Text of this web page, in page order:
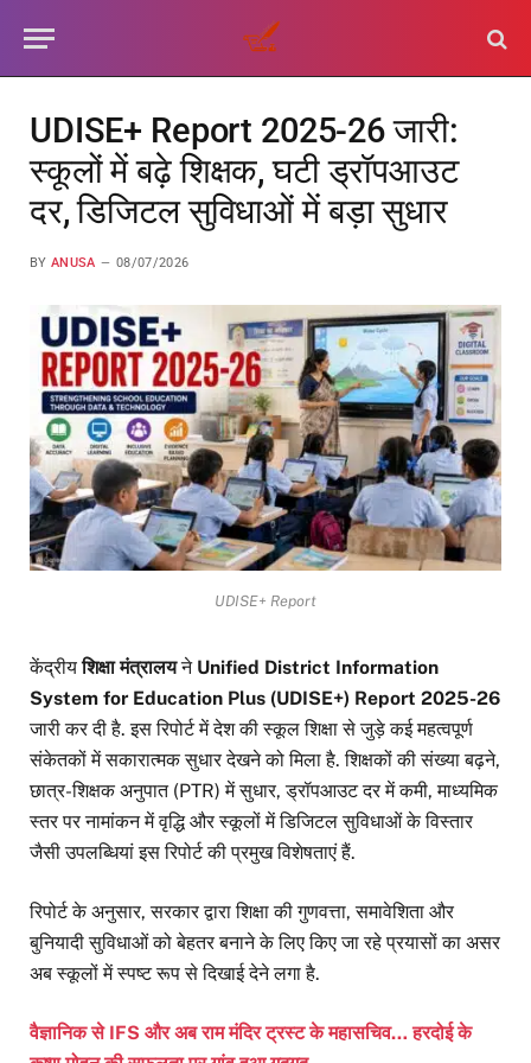
UDISE+ Report 2025-26 जारी:
स्कूलों में बढ़े शिक्षक, घटी ड्रॉपआउट
दर, डिजिटल सुविधाओं में बड़ा सुधार
BY ANUSA 08/07/2026
UDISE+ Report
केंद्रीयशिक्षा मंत्रालयने Unified District Information
System for Education Plus (UDISE+) Report 2025-26
जारी कर दी है. इस रिपोर्ट में देश की स्कूल शिक्षा से जुड़े कई महत्वपूर्ण
संकेतकों में सकारात्मक सुधार देखने को मिला है. शिक्षकों की संख्या बढ़ने,
छात्र-शिक्षक अनुपात (PTR) में सुधार, ड्रॉपआउट दर में कमी, माध्यमिक
स्तर पर नामांकन में वृद्धि और स्कूलों में डिजिटल सुविधाओं के विस्तार
जैसी उपलब्धियां इस रिपोर्ट की प्रमुख विशेषताएं हैं.
रिपोर्ट के अनुसार, सरकार द्वारा शिक्षा की गुणवत्ता, समावेशिता और
बुनियादी सुविधाओं को बेहतर बनाने के लिए किए जा रहे प्रयासों का असर
अब स्कूलों में स्पष्ट रूप से दिखाई देने लगा है.
वैज्ञानिक से IFS और अब राम मंदिर ट्रस्ट के महासचिव… हरदोई के